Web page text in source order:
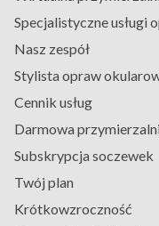
Specjalistyczne usługi
Nasz zespół
Stylista opraw
Cennik usług
Darmowa
Subskrypcja soczewek
Twój plan
Krótkowzroczność